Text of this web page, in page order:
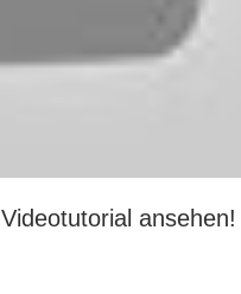
ansehen!